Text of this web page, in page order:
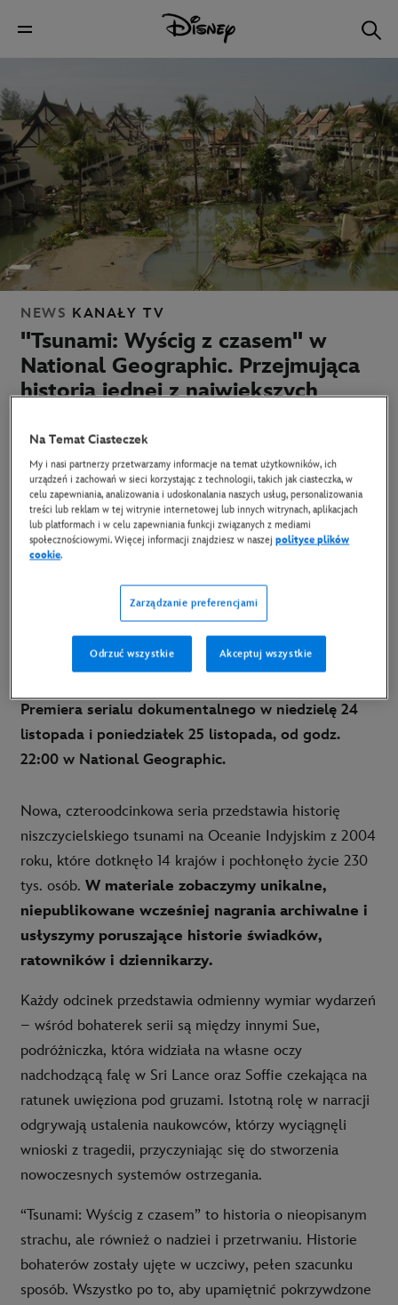
NEWS KANAŁY TV
"Tsunami: Wyścig z czasem" w
National Geographic. Przejmująca
historia jednej z największych
15 listopada 2024
Copy Article
W grudniu 2024 roku minie 20 lat od jednego z
najtragiczniejszych tsunami w historii, które
pochłonęło życie 230 tys. osób. Nowa seria
National Geographic “Tsunami: Wyścig z czasem”
ukazuje ten kataklizm z niespotykaną dotąd
Premiera serialu dokumentalnego w niedzielę 24
listopada i poniedziałek 25 listopada, od godz.
22:00 w National Geographic.
Nowa, czteroodcinkowa seria przedstawia historię
niszczycielskiego tsunami na Oceanie Indyjskim z 2004
roku, które dotknęło 14 krajów i pochłonęło życie 230
tys. osób. W materiale zobaczymy unikalne,
niepublikowane wcześniej nagrania archiwalne i
usłyszymy poruszające historie świadków,
ratowników i dziennikarzy.
Każdy odcinek przedstawia odmienny wymiar wydarzeń
– wśród bohaterek serii są między innymi Sue,
podróżniczka, która widziała na własne oczy
nadchodzącą falę w Sri Lance oraz Soffie czekająca na
ratunek uwięziona pod gruzami. Istotną rolę w narracji
odgrywają ustalenia naukowców, którzy wyciągnęli
wnioski z tragedii, przyczyniając się do stworzenia
nowoczesnych systemów ostrzegania.
“Tsunami: Wyścig z czasem” to historia o nieopisanym
strachu, ale również o nadziei i przetrwaniu. Historie
bohaterów zostały ujęte w uczciwy, pełen szacunku
sposób. Wszystko po to, aby upamiętnić pokrzywdzone
Na Temat Ciasteczek
My i nasi partnerzy przetwarzamy informacje na temat użytkowników, ich
urządzeń i zachowań w sieci korzystając z technologii, takich jak ciasteczka, w
celu zapewniania, analizowania i udoskonalania naszych usług, personalizowania
treści lub reklam w tej witrynie internetowej lub innych witrynach, aplikacjach
lub platformach i w celu zapewniania funkcji związanych z mediami
społecznościowymi. Więcej informacji znajdziesz w naszejpolityce plików
cookie.
Zarządzanie preferencjami
Odrzuć wszystkie Akceptuj wszystkie